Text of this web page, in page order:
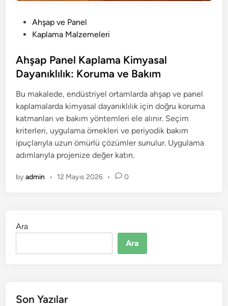
t
e
i
n
Ahşap ve Panel
Kaplama Malzemeleri
Ahşap Panel Kaplama Kimyasal
Dayanıklılık: Koruma ve Bakım
Bu makalede, endüstriyel ortamlarda ahşap ve panel
kaplamalarda kimyasal dayanıklılık için doğru koruma
katmanları ve bakım yöntemleri ele alınır. Seçim
kriterleri, uygulama örnekleri ve periyodik bakım
ipuçlarıyla uzun ömürlü çözümler sunulur. Uygulama
adımlarıyla projenize değer katın.
byadmin • 12 Mayıs 2026 • 0
Ara
Ara
Son Yazılar